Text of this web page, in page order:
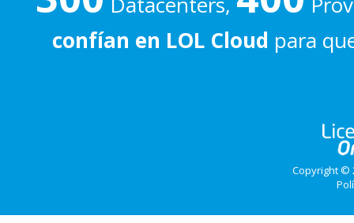
confían en LOL Cloud para
Copyright ©